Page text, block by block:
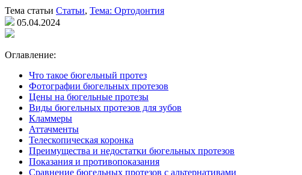
Тема статьи Статьи, Тема: Ортодонтия
05.04.2024
Оглавление:
Что такое бюгельный протез
Фотографии бюгельных протезов
Цены на бюгельные протезы
Виды бюгельных протезов для зубов
Кламмеры
Аттачменты
Телескопическая коронка
Преимущества и недостатки бюгельных протезов
Показания и противопоказания
Сравнение бюгельных протезов с альтернативами